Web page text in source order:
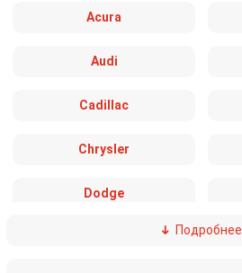
Acura
Audi
Cadillac
Chrysler
Dodge
Подробнее